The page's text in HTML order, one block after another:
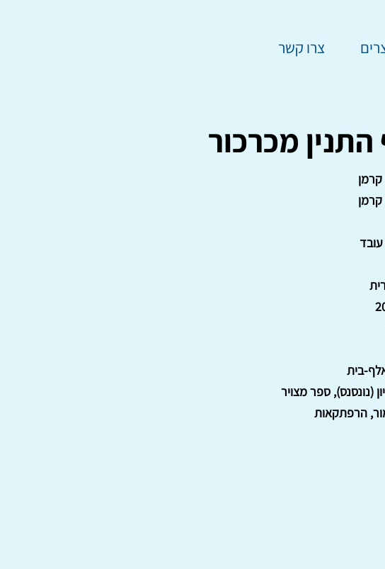
צרו קשר
התנין מכרכור
קרמן
קרמן
בית
(נונסנס), ספר מצויר
הרפתקאות